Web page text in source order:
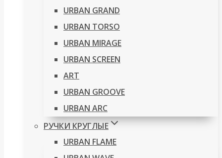
URBAN GRAND
URBAN TORSO
URBAN MIRAGE
URBAN SCREEN
ART
URBAN GROOVE
URBAN ARC
РУЧКИ КРУГЛЫЕ
URBAN FLAME